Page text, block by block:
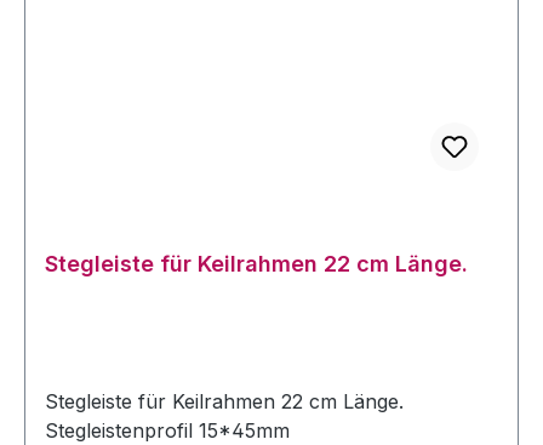
Stegleiste für Keilrahmen 22 cm Länge.
Stegleiste für Keilrahmen 22 cm Länge.
Stegleistenprofil 15*45mm